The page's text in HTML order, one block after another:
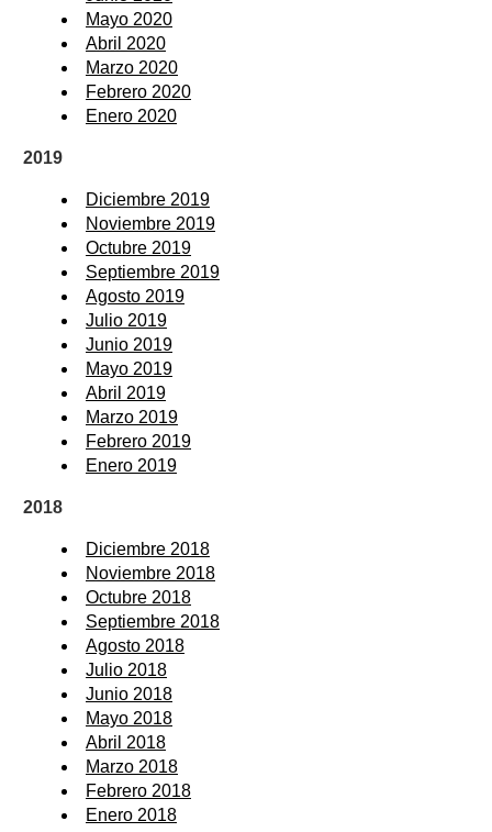
Mayo 2020
Abril 2020
Marzo 2020
Febrero 2020
Enero 2020
2019
Diciembre 2019
Noviembre 2019
Octubre 2019
Septiembre 2019
Agosto 2019
Julio 2019
Junio 2019
Mayo 2019
Abril 2019
Marzo 2019
Febrero 2019
Enero 2019
2018
Diciembre 2018
Noviembre 2018
Octubre 2018
Septiembre 2018
Agosto 2018
Julio 2018
Junio 2018
Mayo 2018
Abril 2018
Marzo 2018
Febrero 2018
Enero 2018